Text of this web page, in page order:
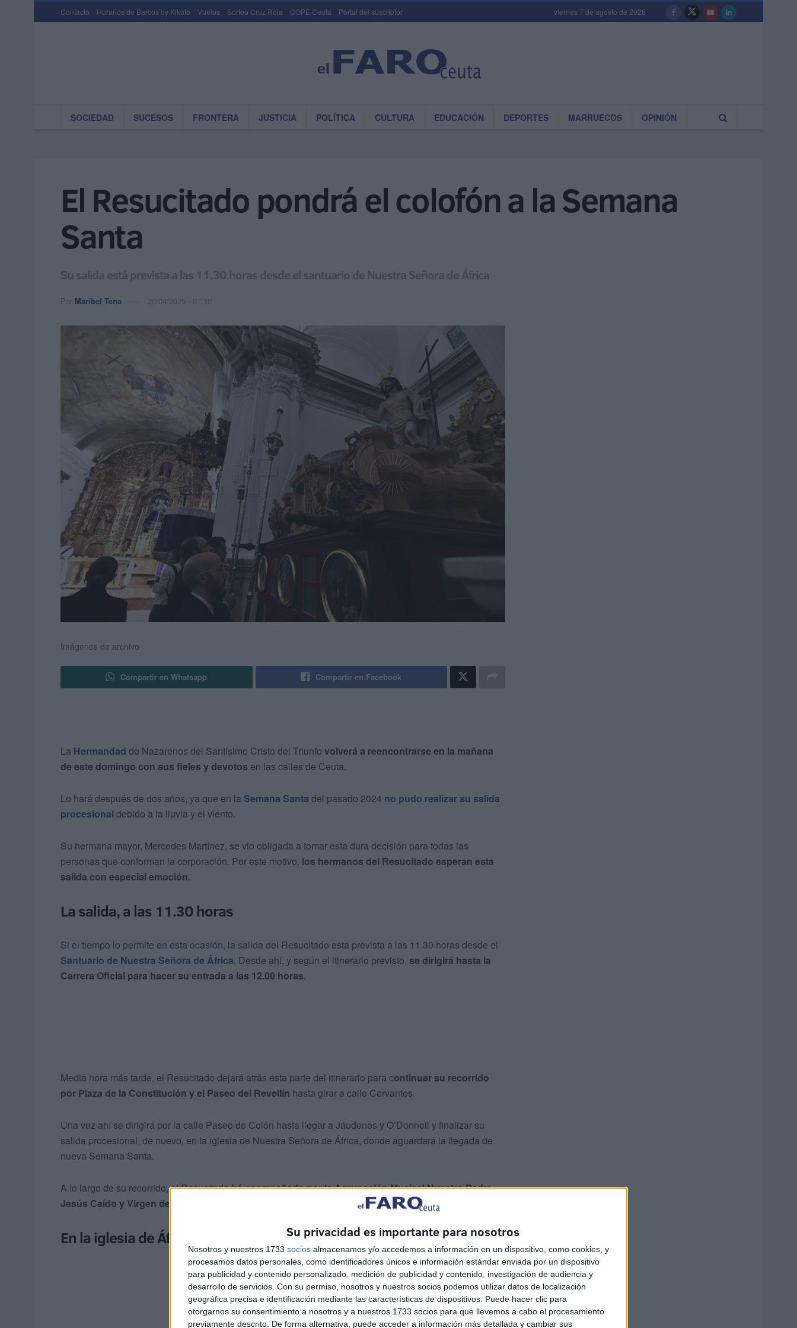
Su privacidad es importante para nosotros
Nosotros y nuestros 1733 socios almacenamos y/o accedemos a información en un dispositivo, como cookies, y
procesamos datos personales, como identificadores únicos e información estándar enviada por un dispositivo
para publicidad y contenido personalizado, medición de publicidad y contenido, investigación de audiencia y
desarrollo de servicios. Con su permiso, nosotros y nuestros socios podemos utilizar datos de localización
geográfica precisa e identificación mediante las características de dispositivos. Puede hacer clic para
otorgarnos su consentimiento a nosotros y a nuestros 1733 socios para que llevemos a cabo el procesamiento
previamente descrito. De forma alternativa, puede acceder a información más detallada y cambiar sus
Contacto Horarios de Barcos by Kikoto Vuelos Sorteo Cruz Roja COPE Ceuta Portal del suscriptor viernes 7 de agosto de 2026
SOCIEDAD SUCESOS FRONTERA JUSTICIA POLÍTICA CULTURA EDUCACIÓN DEPORTES MARRUECOS OPINIÓN
El Resucitado pondrá el colofón a la Semana
Santa
Su salida está prevista a las 11.30 horas desde el santuario de Nuestra Señora de África
Por Maribel Tena 20/04/2025 - 07:30
Imágenes de archivo
Compartir en Whatsapp Compartir en Facebook
La Hermandad de Nazarenos del Santísimo Cristo del Triunfo volverá a reencontrarse en la mañana
de este domingo con sus fieles y devotos en las calles de Ceuta.
Lo hará después de dos años, ya que en la Semana Santa del pasado 2024 no pudo realizar su salida
procesional debido a la lluvia y el viento.
Su hermana mayor, Mercedes Martínez, se vio obligada a tomar esta dura decisión para todas las
personas que conforman la corporación. Por este motivo, los hermanos del Resucitado esperan esta
salida con especial emoción.
La salida, a las 11.30 horas
Si el tiempo lo permite en esta ocasión, la salida del Resucitado está prevista a las 11.30 horas desde el
Santuario de Nuestra Señora de África. Desde ahí, y según el itinerario previsto, se dirigirá hasta la
Carrera Oficial para hacer su entrada a las 12.00 horas.
Media hora más tarde, el Resucitado dejará atrás esta parte del itinerario para continuar su recorrido
por Plaza de la Constitución y el Paseo del Revellín hasta girar a calle Cervantes.
Una vez ahí se dirigirá por la calle Paseo de Colón hasta llegar a Jáudenes y O’Donnell y finalizar su
salida procesional, de nuevo, en la iglesia de Nuestra Señora de África, donde aguardará la llegada de
nueva Semana Santa.
A lo largo de su recorrido, el Resucitadoirá acompañado por la Agrupación Musical Nuestro Padre
Jesús Caído y Virgen de la Amargura de Ceuta
En la iglesia de África por las obras de la Catedral